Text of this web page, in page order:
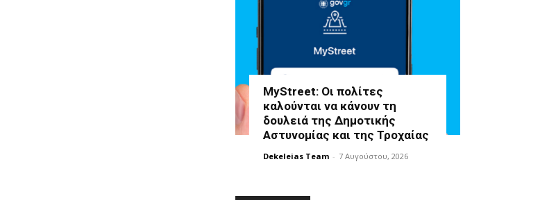
MyStreet: Οι πολίτες
καλούνται να κάνουν τη
δουλειά της Δημοτικής
Αστυνομίας και της Τροχαίας
Dekeleias Team - 7 Αυγούστου, 2026